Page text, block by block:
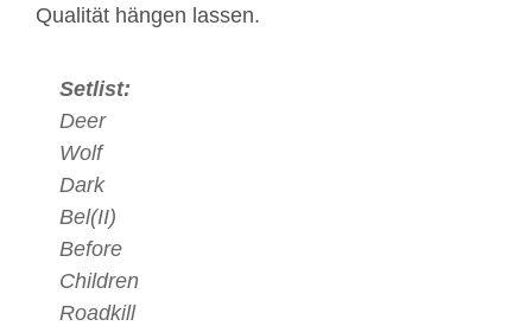
Qualität hängen lassen.
Setlist:
Deer
Wolf
Dark
Bel(II)
Before
Children
Roadkill